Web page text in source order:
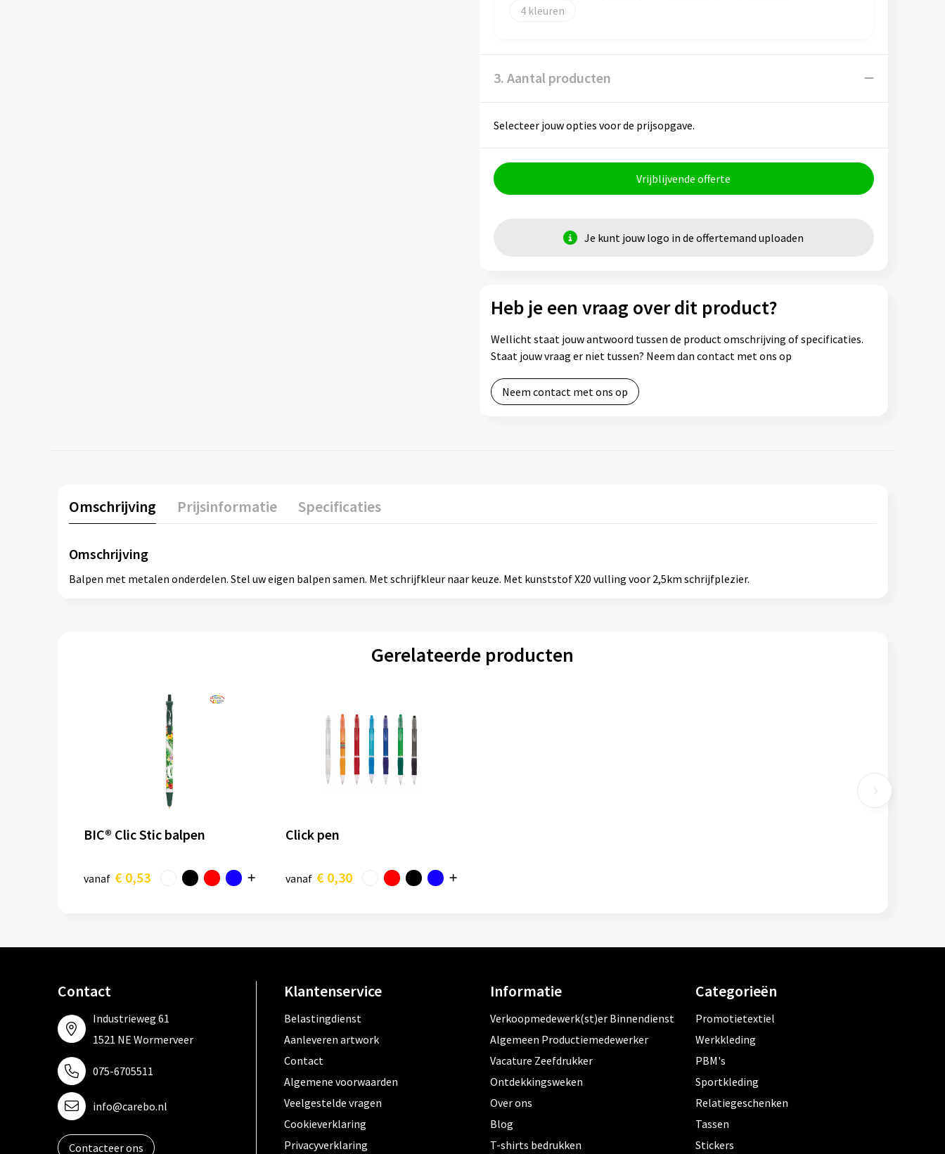
4
3. Aantal producten
Selecteer jouw opties voor de prijsopgave.
Vrijblijvende offerte
Je kunt jouw logo in de offertemand uploaden
Heb je een vraag over dit product?
Wellicht staat jouw antwoord tussen de product omschrijving of specificaties.
Staat jouw vraag er niet tussen? Neem dan contact met ons op
Neem contact met ons op
Omschrijving Prijsinformatie Specificaties
Omschrijving
Balpen met metalen onderdelen. Stel uw eigen balpen samen. Met schrijfkleur naar keuze. Met kunststof X20 vulling voor 2,5km schrijfplezier.
Gerelateerde producten
BIC® Clic Stic balpen
vanaf € 0,53
Click pen
vanaf € 0,30
Contact
Industrieweg 61
1521 NE Wormerveer
075-6705511
info@carebo.nl
Contacteer ons
Klantenservice
Belastingdienst
Aanleveren artwork
Contact
Algemene voorwaarden
Veelgestelde vragen
Cookieverklaring
Privacyverklaring
Informatie
Verkoopmedewerk(st)er Binnendienst
Algemeen Productiemedewerker
Vacature Zeefdrukker
Ontdekkingsweken
Over ons
Blog
T-shirts bedrukken
Categorieën
Promotietextiel
Werkkleding
PBM's
Sportkleding
Relatiegeschenken
Tassen
Stickers